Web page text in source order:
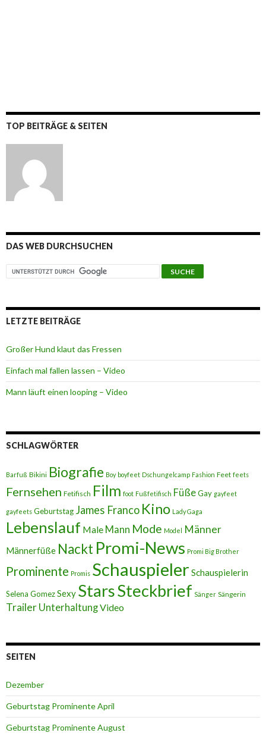
TOP BEITRÄGE & SEITEN
DAS WEB DURCHSUCHEN
LETZTE BEITRÄGE
Großer Hund klaut das Fressen
Einfach mal fallen lassen – Video
Mann läuft einen looping – Video
SCHLAGWÖRTER
Barfuß Bikini Biografie Boy boyfeet Dschungelcamp Fashion Feet feets
Fernsehen Fetifisch Film foot Fußfetifisch FüßeGay gayfeet
gayfeets Geburtstag James Franco Kino Lady Gaga
Lebenslauf Male Mann Mode Model Männer
Männerfüße Nackt Promi-News Promi Big Brother
Prominente Promis Schauspieler Schauspielerin
Selena GomezSexy StarsSteckbrief Sänger Sängerin
Trailer UnterhaltungVideo
SEITEN
Dezember
Geburtstag Prominente April
Geburtstag Prominente August